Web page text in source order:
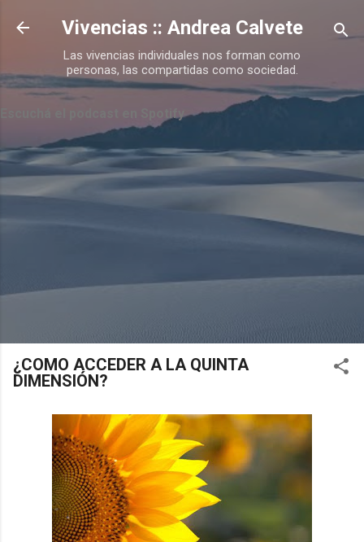
Ir al contenido principal
Vivencias :: Andrea Calvete
Las vivencias individuales nos forman como
personas, las compartidas como sociedad.
Escuchá el podcast en Spotify
¿COMO ACCEDER A LA QUINTA
DIMENSIÓN?